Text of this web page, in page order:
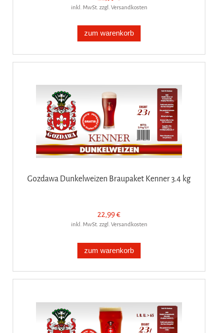
inkl. MwSt. zzgl. Versandkosten
zum warenkorb
Gozdawa Dunkelweizen Braupaket Kenner 3.4 kg
22,99 €
inkl. MwSt. zzgl. Versandkosten
zum warenkorb